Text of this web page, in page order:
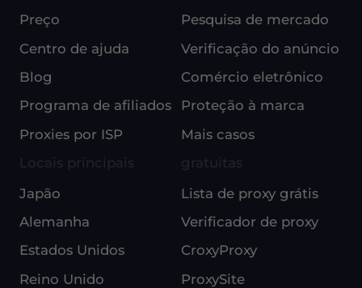
Preço
Centro de ajuda
Blog
Programa de afiliados
Proxies por ISP
Pesquisa de mercado
Verificação do anúncio
Comércio eletrônico
Proteção à marca
Mais casos
Locais principais
Japão
Alemanha
Estados Unidos
Reino Unido
Lista de proxy grátis
Verificador de proxy
CroxyProxy
ProxySite